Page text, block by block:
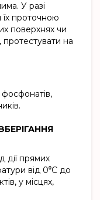
У разі
їх проточною
поверхнях чи
протестувати на
дії прямих
від 0⁰C до
у місцях,